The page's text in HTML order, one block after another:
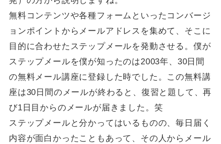
無料コンテンツや各種フォームといったコンバージ
ョンポイントからメールアドレスを集めて、そこに
目的に合わせたステップメールを発動させる。僕が
ステップメールを僕が知ったのは2003年、30日間
の無料メール講座に登録した時でした。この無料講
座は30日間のメールが終わると、復習と題して、再
び1日目からのメールが届きました。笑
ステップメールと分かってはいるものの、毎日届く
内容が面白かったこともあって、その人からメール